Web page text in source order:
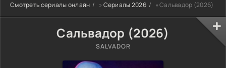
Смотреть сериалы онлайн » Сериалы 2026 » Сальвадор (2026)
Сальвадор (2026)
SALVADOR